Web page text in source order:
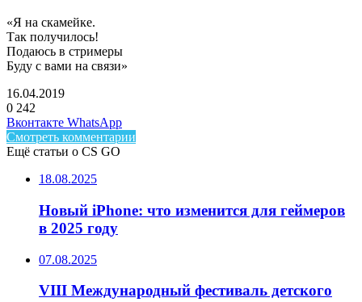
«Я на скамейке.
Так получилось!
Подаюсь в стримеры
Буду с вами на связи»
16.04.2019
0 242
Facebook
Twitter
LinkedIn
Вконтакте WhatsAppTelegram
Смотреть комментарии
Ещё статьи о CS GO
18.08.2025
Новый iPhone: что изменится для геймеров
в 2025 году
07.08.2025
VIII Международный фестиваль детского